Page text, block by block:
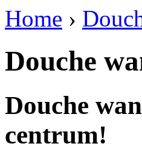
Home ›
Douche
Douche
centrum!